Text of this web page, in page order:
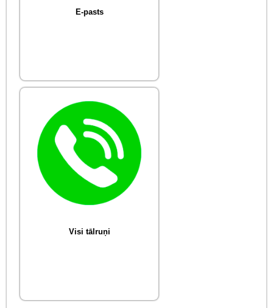
E-pasts
Visi tālruņi